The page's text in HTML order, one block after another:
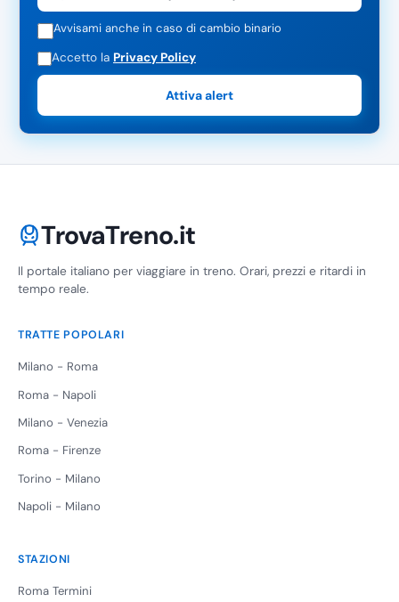
Avvisami anche in caso di cambio binario
Accetto la Privacy Policy
Attiva alert
TrovaTreno.it
Il portale italiano per viaggiare in treno. Orari, prezzi e ritardi in
tempo reale.
TRATTE POPOLARI
Milano - Roma
Roma - Napoli
Milano - Venezia
Roma - Firenze
Torino - Milano
Napoli - Milano
STAZIONI
Roma Termini